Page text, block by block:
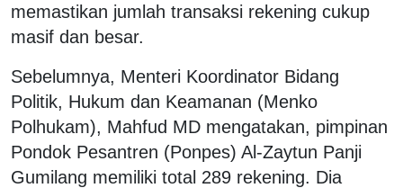
memastikan jumlah transaksi rekening cukup
masif dan besar.
Sebelumnya, Menteri Koordinator Bidang
Politik, Hukum dan Keamanan (Menko
Polhukam), Mahfud MD mengatakan, pimpinan
Pondok Pesantren (Ponpes) Al-Zaytun Panji
Gumilang memiliki total 289 rekening. Dia